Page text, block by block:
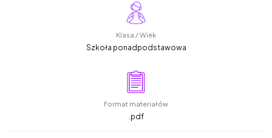
Klasa / Wiek
Szkoła ponadpodstawowa
Format materiałów
.pdf